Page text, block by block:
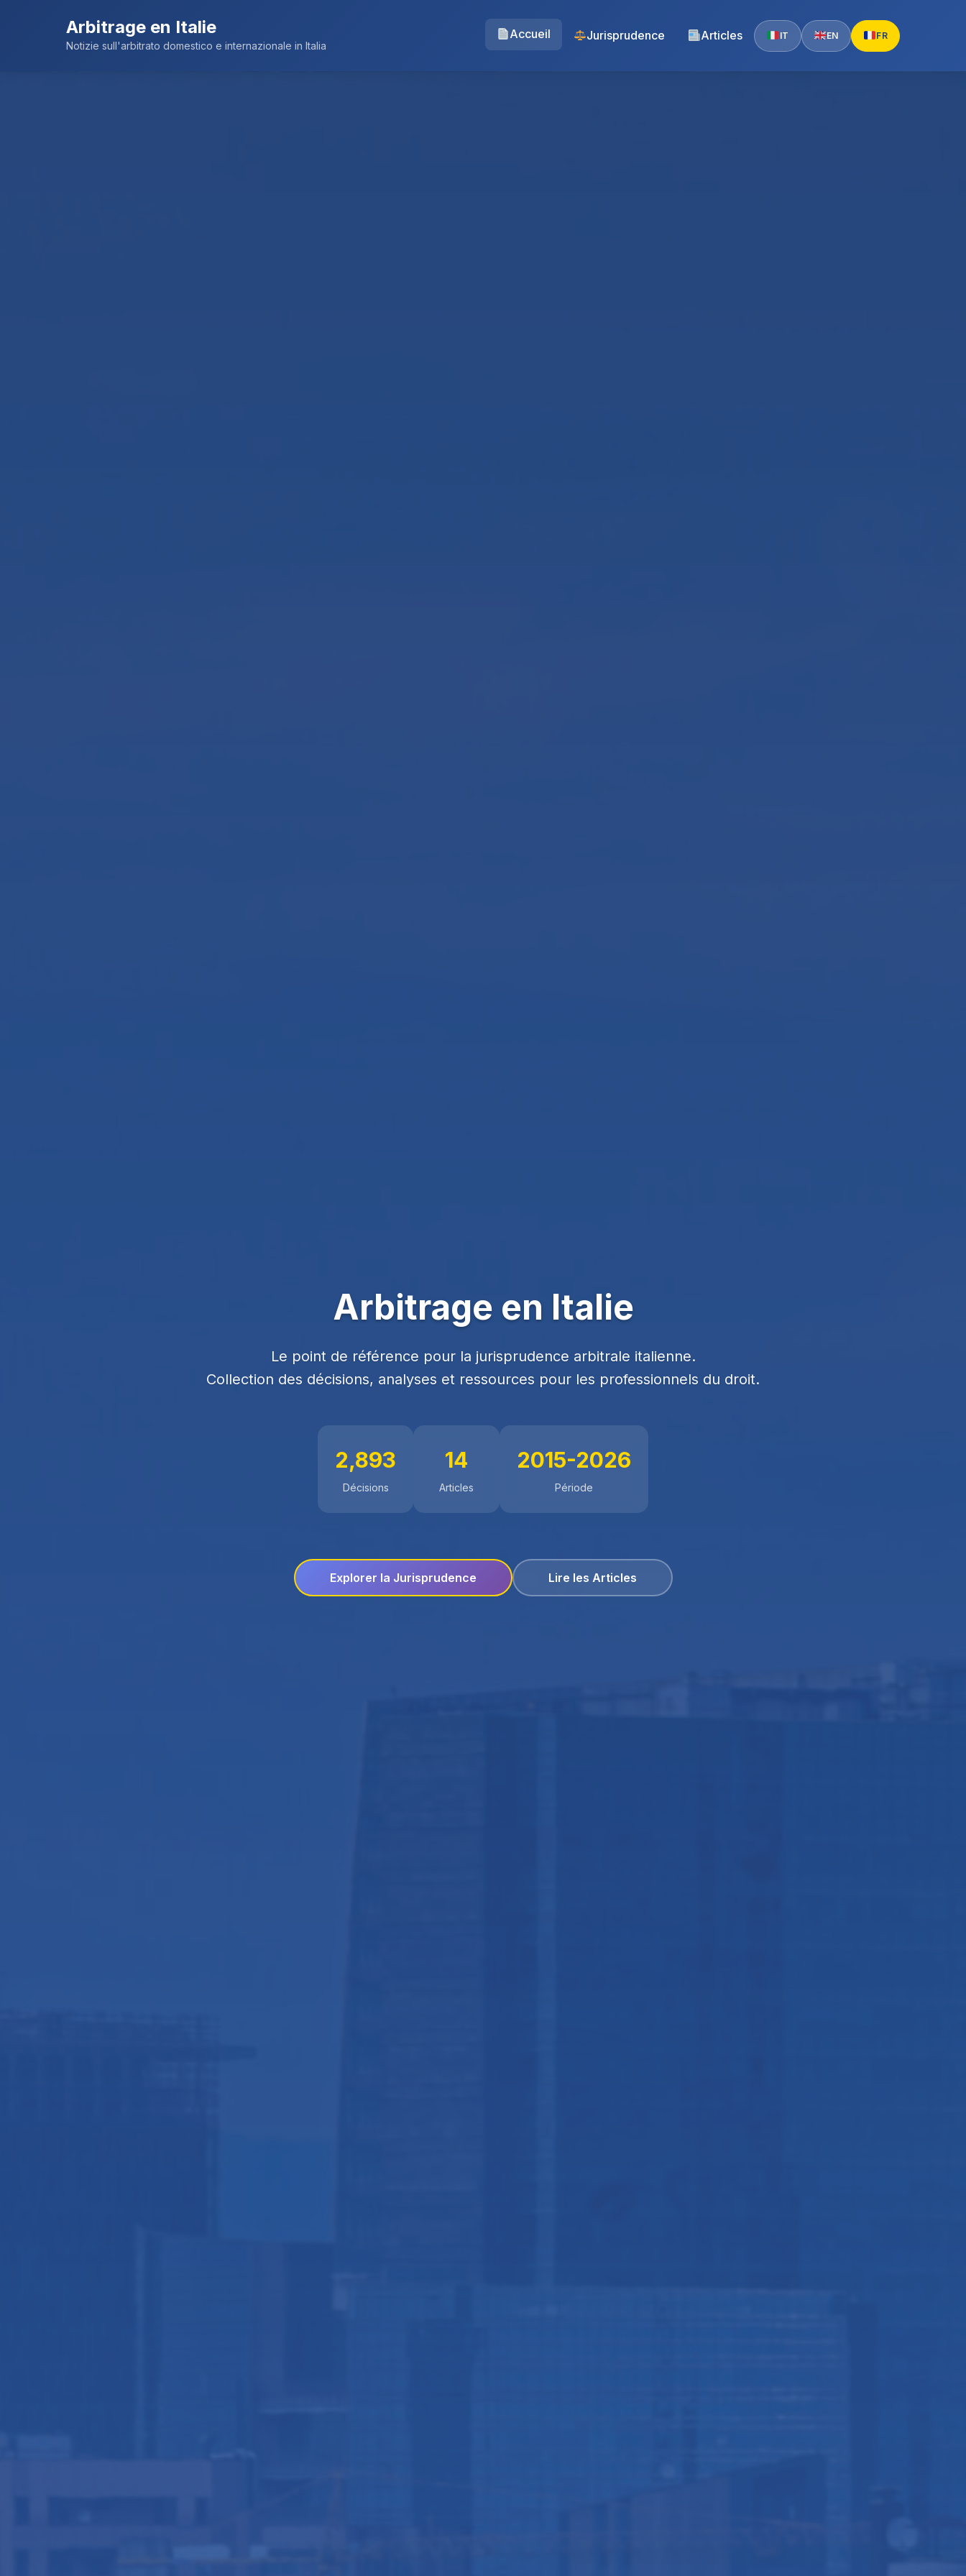
Arbitrage en Italie
Notizie sull'arbitrato domestico e internazionale in Italia
Accueil Jurisprudence Articles IT EN FR
Arbitrage en Italie
Le point de référence pour la jurisprudence arbitrale italienne.
Collection des décisions, analyses et ressources pour les professionnels du droit.
2,893
Décisions
14
Articles
2015-2026
Période
Explorer la Jurisprudence Lire les Articles